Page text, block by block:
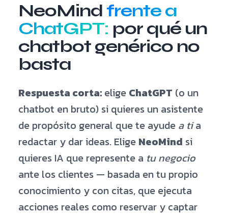
NeoMind frente a
ChatGPT: por qué un
chatbot genérico no
basta
Respuesta corta: elige ChatGPT (o un
chatbot en bruto) si quieres un asistente
de propósito general que te ayude a tia
redactar y dar ideas. Elige NeoMind si
quieres IA que represente a tu negocio
ante los clientes — basada en tu propio
conocimiento y con citas, que ejecuta
acciones reales como reservar y captar